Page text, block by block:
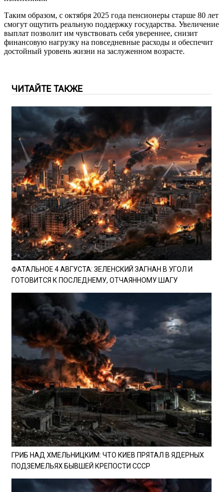
Таким образом, с октября 2025 года пенсионеры старше 80 лет
смогут ощутить реальную поддержку государства. Увеличение
выплат позволит им чувствовать себя увереннее, снизит
финансовую нагрузку на повседневные расходы и обеспечит
достойный уровень жизни на заслуженном возрасте.
ЧИТАЙТЕ ТАКЖЕ
ФАТАЛЬНОЕ 4 АВГУСТА: ЗЕЛЕНСКИЙ ЗАГНАН В УГОЛ И
ГОТОВИТСЯ К ПОСЛЕДНЕМУ, ОТЧАЯННОМУ ШАГУ
ГРИБ НАД ХМЕЛЬНИЦКИМ: ЧТО КИЕВ ПРЯТАЛ В ЯДЕРНЫХ
ПОДЗЕМЕЛЬЯХ БЫВШЕЙ КРЕПОСТИ СССР